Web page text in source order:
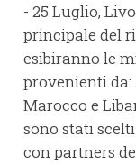
- 25 Luglio,
principale del
esibiranno le
provenienti da:
Marocco e
sono stati
con partners